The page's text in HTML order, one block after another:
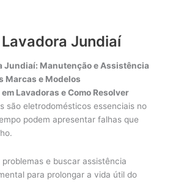
Jundiaí
Jundiaí: Manutenção e Assistência
Marcas e Modelos
Lavadoras e Como Resolver
são eletrodomésticos essenciais no
podem apresentar falhas que
e buscar assistência
para prolongar a vida útil do